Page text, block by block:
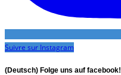
Suivre sur Instagram
(Deutsch) Folge uns auf facebook!